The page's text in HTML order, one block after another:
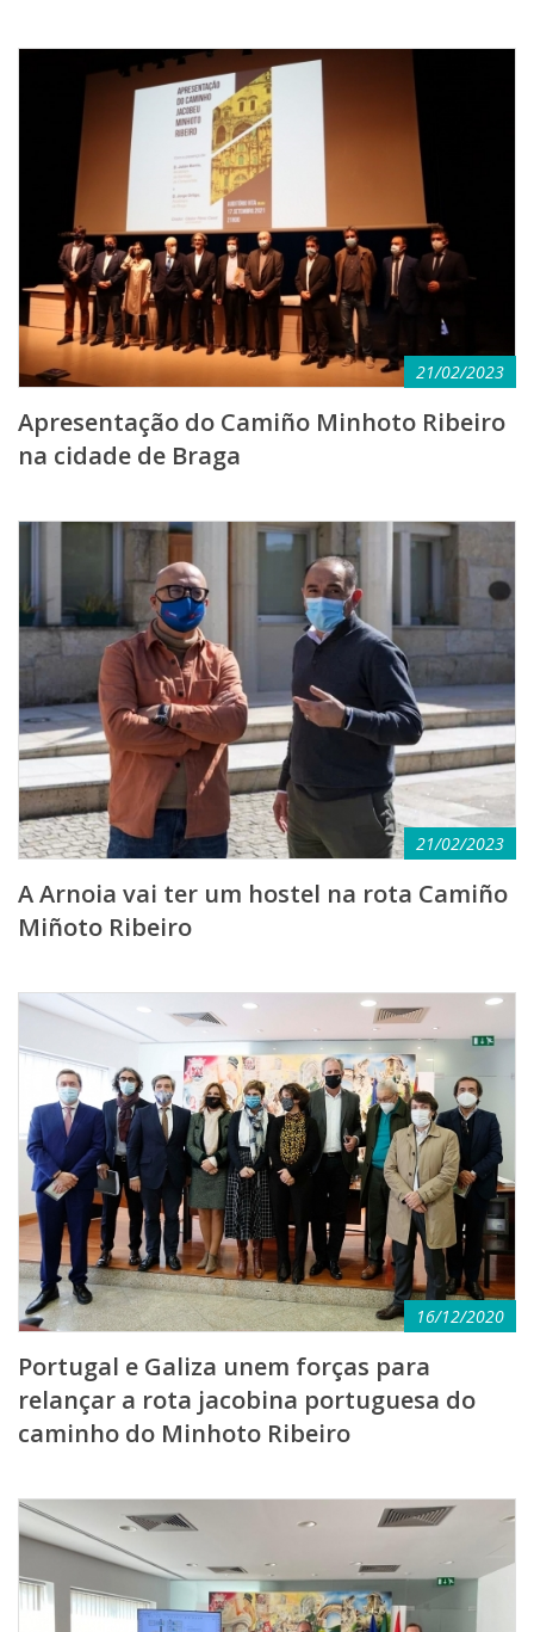
21/02/2023
Apresentação do Camiño Minhoto Ribeiro
na cidade de Braga
21/02/2023
A Arnoia vai ter um hostel na rota Camiño
Miñoto Ribeiro
16/12/2020
Portugal e Galiza unem forças para
relançar a rota jacobina portuguesa do
caminho do Minhoto Ribeiro